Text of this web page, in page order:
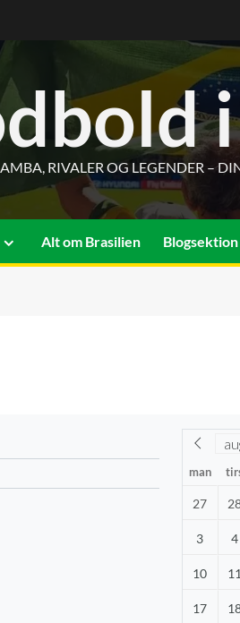
RIVALER OG LEGENDER –
Alt om Brasilien Blogsektion
man
27
3 4
10 11
17